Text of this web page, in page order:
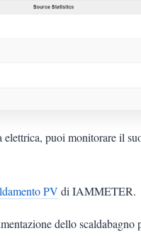
puoi monitorare il
PV di IAMMETER.
dello scaldabagno